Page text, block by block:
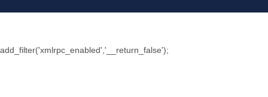
add_filter('xmlrpc_enabled','__return_false');